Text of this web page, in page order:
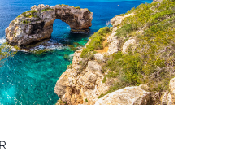
AKDENIZ
KEŞFEDİN